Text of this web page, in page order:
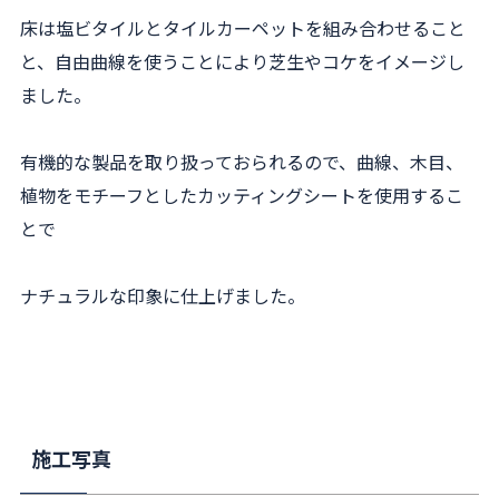
床は塩ビタイルとタイルカーペットを組み合わせること
と、自由曲線を使うことにより芝生やコケをイメージし
ました。
有機的な製品を取り扱っておられるので、曲線、木目、
植物をモチーフとしたカッティングシートを使用するこ
とで
ナチュラルな印象に仕上げました。
施工写真